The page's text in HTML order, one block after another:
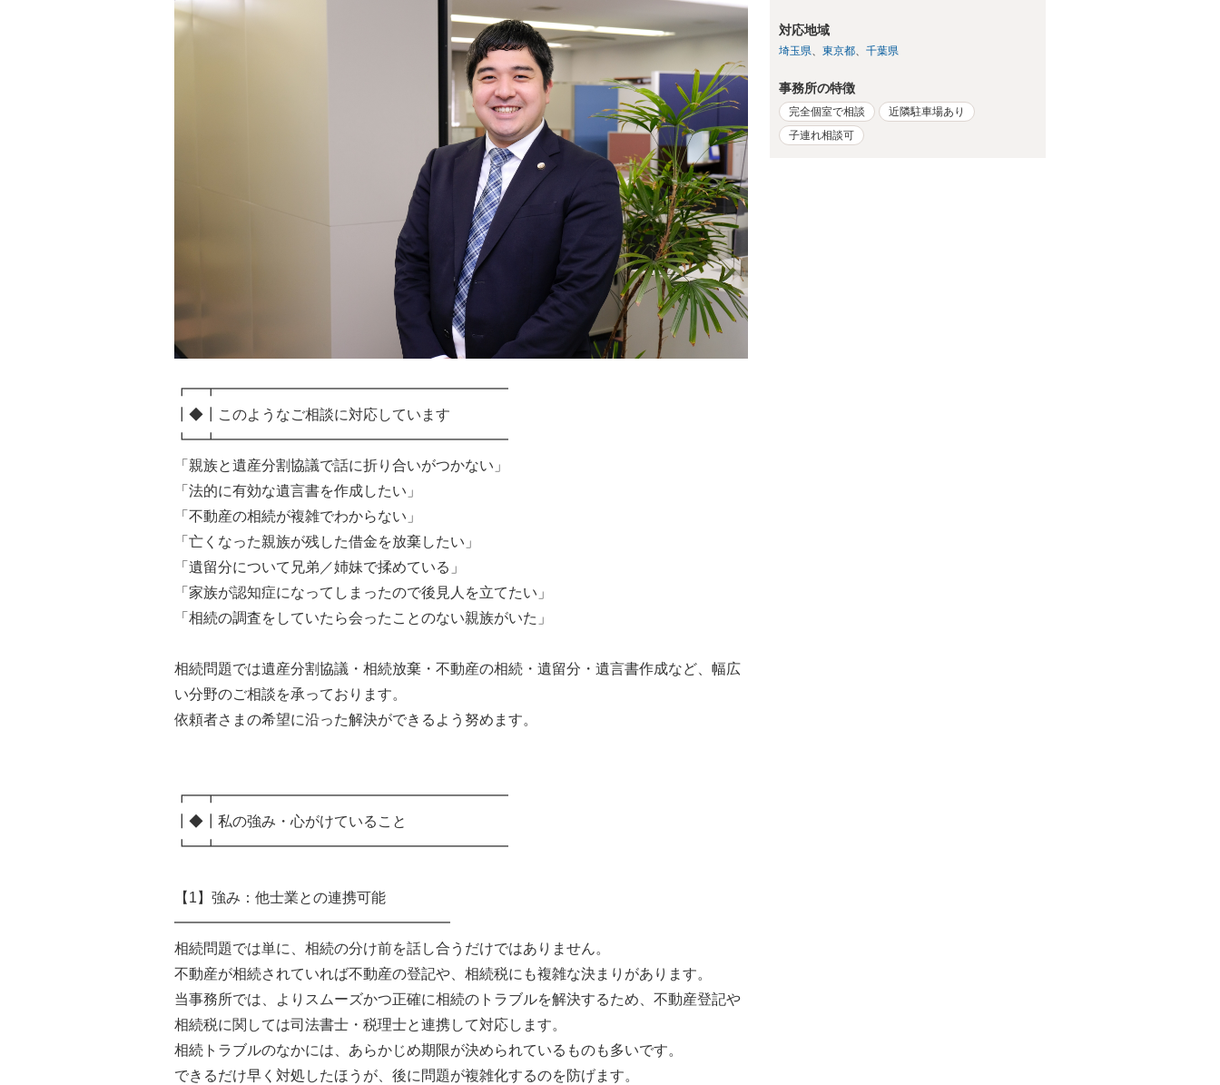
┏━┳━━━━━━━━━━━━━━━━━━━━
┃◆┃このようなご相談に対応しています
┗━┻━━━━━━━━━━━━━━━━━━━━
「親族と遺産分割協議で話に折り合いがつかない」
「法的に有効な遺言書を作成したい」
「不動産の相続が複雑でわからない」
「亡くなった親族が残した借金を放棄したい」
「遺留分について兄弟／姉妹で揉めている」
「家族が認知症になってしまったので後見人を立てたい」
「相続の調査をしていたら会ったことのない親族がいた」
相続問題では遺産分割協議・相続放棄・不動産の相続・遺留分・遺言書作成など、幅広
い分野のご相談を承っております。
依頼者さまの希望に沿った解決ができるよう努めます。
┏━┳━━━━━━━━━━━━━━━━━━━━
┃◆┃私の強み・心がけていること
┗━┻━━━━━━━━━━━━━━━━━━━━
【1】強み：他士業との連携可能
━━━━━━━━━━━━━━━━━━━
相続問題では単に、相続の分け前を話し合うだけではありません。
不動産が相続されていれば不動産の登記や、相続税にも複雑な決まりがあります。
当事務所では、よりスムーズかつ正確に相続のトラブルを解決するため、不動産登記や
相続税に関しては司法書士・税理士と連携して対応します。
相続トラブルのなかには、あらかじめ期限が決められているものも多いです。
できるだけ早く対処したほうが、後に問題が複雑化するのを防げます。
対応地域
埼玉県 東京都 千葉県
事務所の特徴
完全個室で相談
近隣駐車場あり
子連れ相談可